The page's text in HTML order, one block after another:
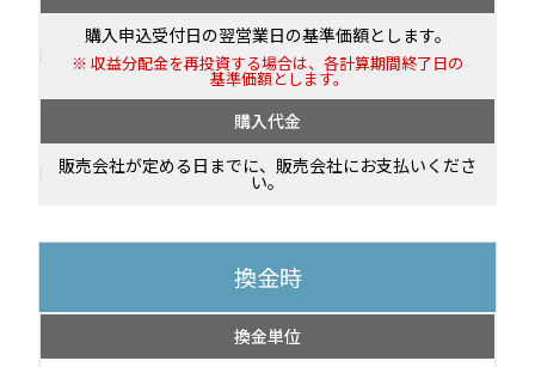
購入申込受付日の翌営業日の基準価額とします。
収益分配金を再投資する場合は、各計算期間終了日の
基準価額とします。
購入代金
販売会社が定める日までに、販売会社にお支払いくださ
い。
換金時
換金単位